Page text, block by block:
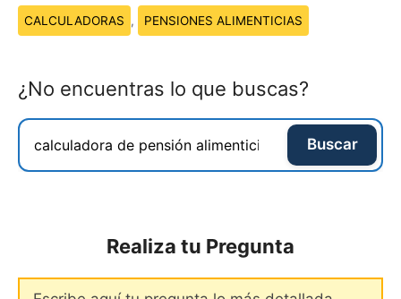
Temas:
CALCULADORAS , PENSIONES ALIMENTICIAS
¿No encuentras lo que buscas?
Buscar
Realiza tu Pregunta